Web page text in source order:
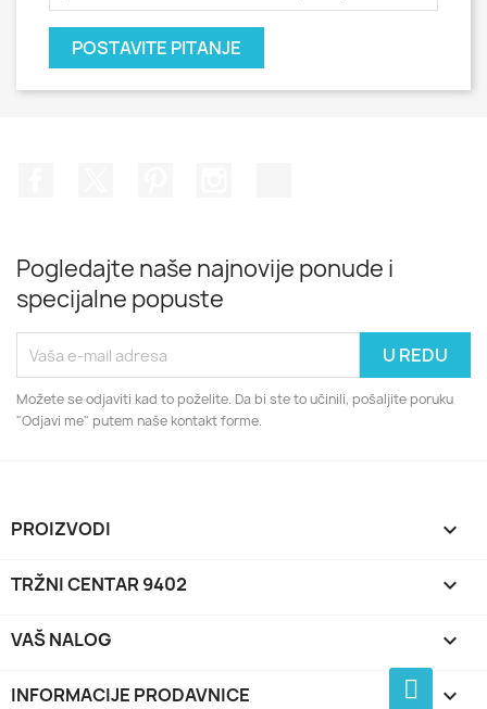
POSTAVITE PITANJE
Pogledajte naše najnovije ponude i
specijalne popuste
Možete se odjaviti kad to poželite. Da bi ste to učinili, pošaljite poruku
"Odjavi me" putem naše kontakt forme.
PROIZVODI 
TRŽNI CENTAR 9402 
VAŠ NALOG 
INFORMACIJE PRODAVNICE keyboard_arrow_down